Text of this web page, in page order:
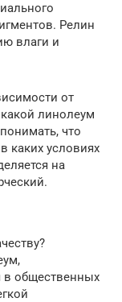
Релин
влаги и
от
линолеум
что
каких условиях
на
в общественных